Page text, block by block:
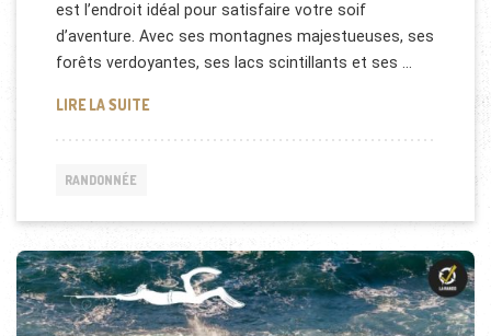
est l’endroit idéal pour satisfaire votre soif
d’aventure. Avec ses montagnes majestueuses, ses
forêts verdoyantes, ses lacs scintillants et ses …
LIRE LA SUITELES MEILLEURES RANDONNÉES À FAIRE DANS LE
RANDONNÉE